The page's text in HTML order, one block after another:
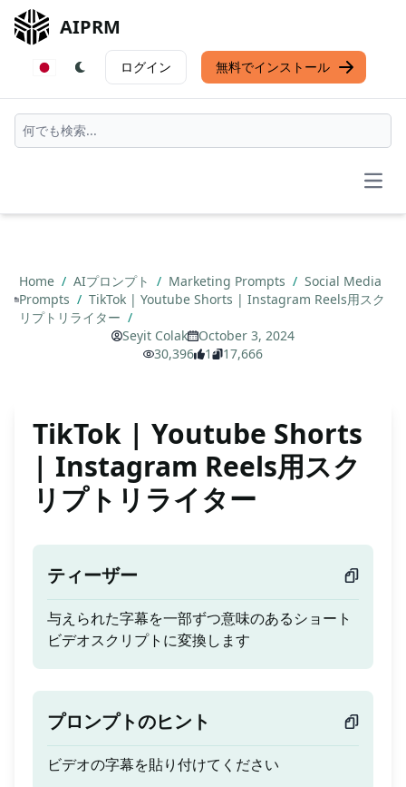
AIPRM
ログイン 無料でインストール
Home / AIプロンプト / Marketing Prompts / Social Media
Prompts / TikTok | Youtube Shorts | Instagram Reels用スク
リプトリライター /
Seyit Colak
October 3, 2024
30,396
1 17,666
TikTok | Youtube Shorts
| Instagram Reels用スク
リプトリライター
ティーザー
与えられた字幕を一部ずつ意味のあるショート
ビデオスクリプトに変換します
プロンプトのヒント
ビデオの字幕を貼り付けてください